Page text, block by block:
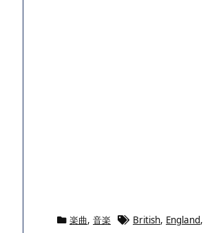
楽曲, 音楽 British, England,